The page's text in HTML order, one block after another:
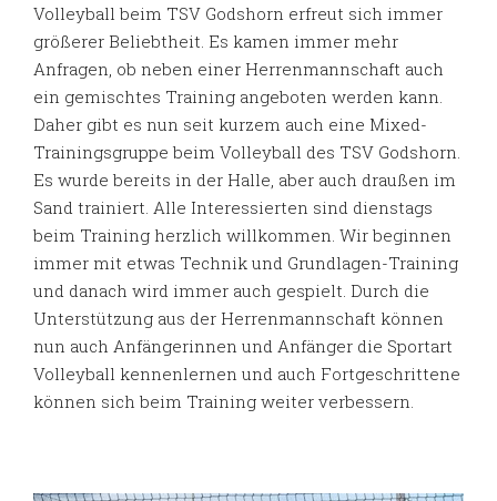
Volleyball beim TSV Godshorn erfreut sich immer
größerer Beliebtheit. Es kamen immer mehr
Anfragen, ob neben einer Herrenmannschaft auch
ein gemischtes Training angeboten werden kann.
Daher gibt es nun seit kurzem auch eine Mixed-
Trainingsgruppe beim Volleyball des TSV Godshorn.
Es wurde bereits in der Halle, aber auch draußen im
Sand trainiert. Alle Interessierten sind dienstags
beim Training herzlich willkommen. Wir beginnen
immer mit etwas Technik und Grundlagen-Training
und danach wird immer auch gespielt. Durch die
Unterstützung aus der Herrenmannschaft können
nun auch Anfängerinnen und Anfänger die Sportart
Volleyball kennenlernen und auch Fortgeschrittene
können sich beim Training weiter verbessern.